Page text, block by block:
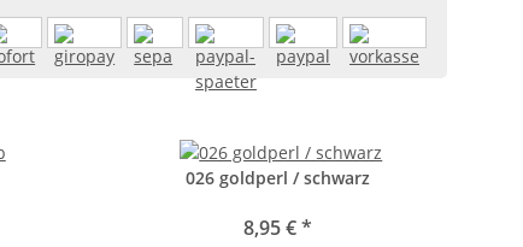
026 goldperl / schwarz
8,95 €*